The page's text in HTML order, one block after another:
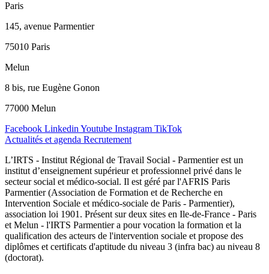
Paris
145, avenue Parmentier
75010 Paris
Melun
8 bis, rue Eugène Gonon
77000 Melun
Facebook Linkedin Youtube Instagram TikTok
Actualités et agenda Recrutement
L’IRTS - Institut Régional de Travail Social - Parmentier est un
institut d’enseignement supérieur et professionnel privé dans le
secteur social et médico-social. Il est géré par l'AFRIS Paris
Parmentier (Association de Formation et de Recherche en
Intervention Sociale et médico-sociale de Paris - Parmentier),
association loi 1901. Présent sur deux sites en Ile-de-France - Paris
et Melun - l'IRTS Parmentier a pour vocation la formation et la
qualification des acteurs de l'intervention sociale et propose des
diplômes et certificats d'aptitude du niveau 3 (infra bac) au niveau 8
(doctorat).